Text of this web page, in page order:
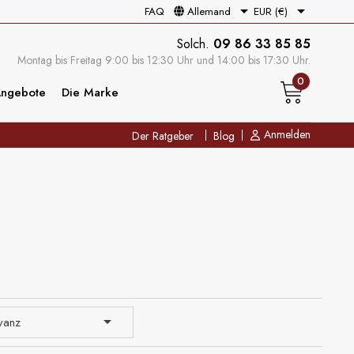
FAQ Allemand EUR (€) 
Der Ratgeber Blog Anmelden
Solch. 09 86 33 85 85
Montag bis Freitag 9:00 bis 12:30 Uhr und 14:00 bis 17:30 Uhr.
Die Marke
0
